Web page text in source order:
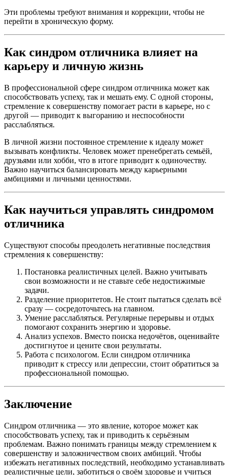
Эти проблемы требуют внимания и коррекции, чтобы не
перейти в хроническую форму.
Как синдром отличника влияет на
карьеру и личную жизнь
В профессиональной сфере синдром отличника может как
способствовать успеху, так и мешать ему. С одной стороны,
стремление к совершенству помогает расти в карьере, но с
другой — приводит к выгоранию и неспособности
расслабляться.
В личной жизни постоянное стремление к идеалу может
вызывать конфликты. Человек может пренебрегать семьёй,
друзьями или хобби, что в итоге приводит к одиночеству.
Важно научиться балансировать между карьерными
амбициями и личными ценностями.
Как научиться управлять синдромом
отличника
Существуют способы преодолеть негативные последствия
стремления к совершенству:
Постановка реалистичных целей. Важно учитывать
свои возможности и не ставьте себе недостижимые
задачи.
Разделение приоритетов. Не стоит пытаться сделать всё
сразу — сосредоточьтесь на главном.
Умение расслабляться. Регулярные перерывы и отдых
помогают сохранить энергию и здоровье.
Анализ успехов. Вместо поиска недочётов, оценивайте
достигнутое и цените свои результаты.
Работа с психологом. Если синдром отличника
приводит к стрессу или депрессии, стоит обратиться за
профессиональной помощью.
Заключение
Синдром отличника — это явление, которое может как
способствовать успеху, так и приводить к серьёзным
проблемам. Важно понимать границы между стремлением к
совершенству и заложничеством своих амбиций. Чтобы
избежать негативных последствий, необходимо устанавливать
реалистичные цели, заботиться о своём здоровье и учиться